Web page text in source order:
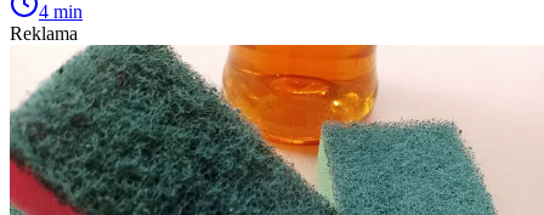
4 min
Reklama